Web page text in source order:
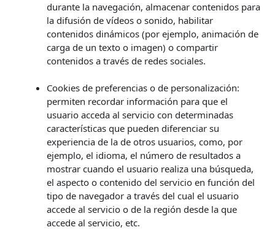
durante la navegación, almacenar contenidos para
la difusión de vídeos o sonido, habilitar
contenidos dinámicos (por ejemplo, animación de
carga de un texto o imagen) o compartir
contenidos a través de redes sociales.
Cookies de preferencias o de personalización:
permiten recordar información para que el
usuario acceda al servicio con determinadas
características que pueden diferenciar su
experiencia de la de otros usuarios, como, por
ejemplo, el idioma, el número de resultados a
mostrar cuando el usuario realiza una búsqueda,
el aspecto o contenido del servicio en función del
tipo de navegador a través del cual el usuario
accede al servicio o de la región desde la que
accede al servicio, etc.